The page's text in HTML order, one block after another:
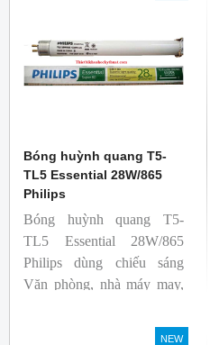
Bóng huỳnh quang T5-
TL5 Essential 28W/865
Philips
Bóng huỳnh quang T5-
TL5 Essential 28W/865
Philips dùng chiếu sáng
Văn phòng, nhà máy may,
NEW